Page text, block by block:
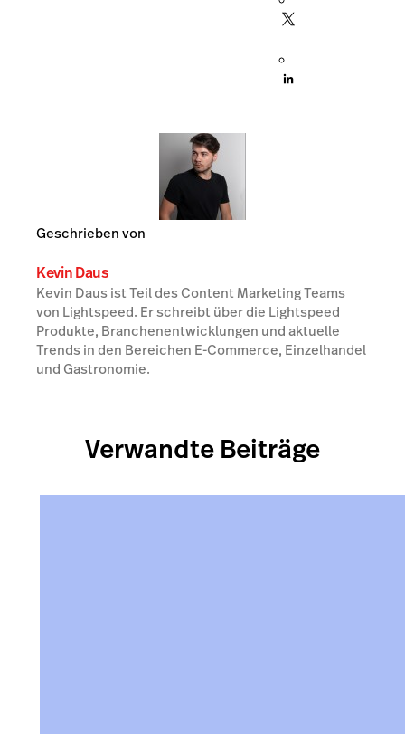
Geschrieben von
Kevin Daus
Kevin Daus ist Teil des Content Marketing Teams
von Lightspeed. Er schreibt über die Lightspeed
Produkte, Branchenentwicklungen und aktuelle
Trends in den Bereichen E-Commerce, Einzelhandel
und Gastronomie.
Verwandte Beiträge